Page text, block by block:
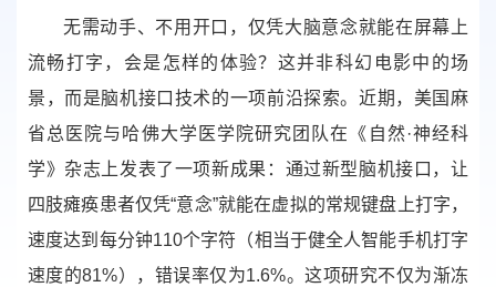
无需动手、不用开口，仅凭大脑意念就能在屏幕上
流畅打字，会是怎样的体验？这并非科幻电影中的场
景，而是脑机接口技术的一项前沿探索。近期，美国麻
省总医院与哈佛大学医学院研究团队在《自然·神经科
学》杂志上发表了一项新成果：通过新型脑机接口，让
四肢瘫痪患者仅凭“意念”就能在虚拟的常规键盘上打字，
速度达到每分钟110个字符（相当于健全人智能手机打字
速度的81%），错误率仅为1.6%。这项研究不仅为渐冻